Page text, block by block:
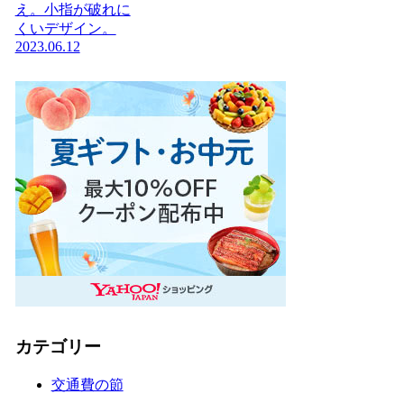
え。小指が破れに
くいデザイン。
2023.06.12
カテゴリー
交通費の節